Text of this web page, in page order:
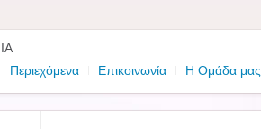
Περιεχόμενα
Επικοινωνία Η Ομάδα μας